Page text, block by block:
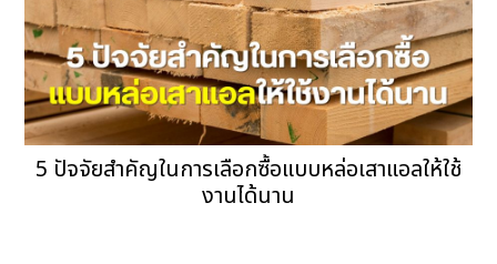
5 ปัจจัยสำคัญในการเลือกซื้อแบบหล่อเสาแอลให้ใช้
งานได้นาน